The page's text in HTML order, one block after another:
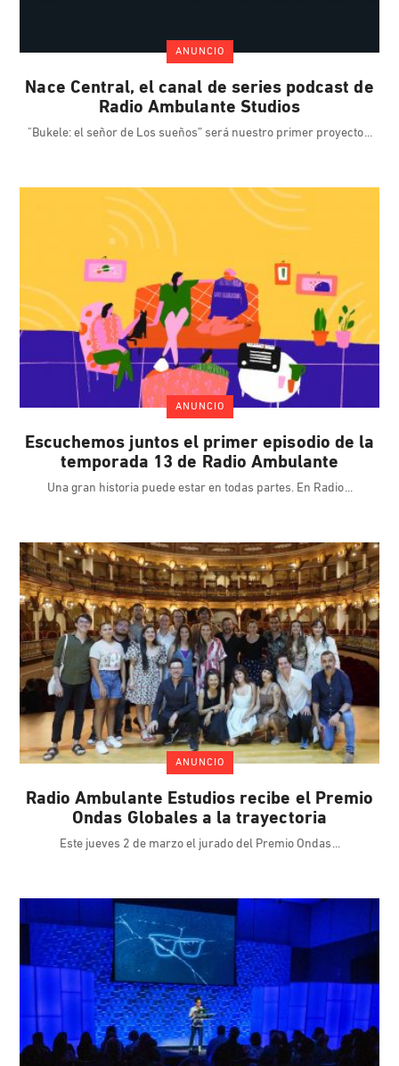
ANUNCIO
Nace Central, el canal de series podcast de
Radio Ambulante Studios
"Bukele: el señor de Los sueños” será nuestro primer proyecto
ANUNCIO
Escuchemos juntos el primer episodio de la
temporada 13 de Radio Ambulante
Una gran historia puede estar en todas partes. En Radio
ANUNCIO
Radio Ambulante Estudios recibe el Premio
Ondas Globales a la trayectoria
Este jueves 2 de marzo el jurado del Premio Ondas